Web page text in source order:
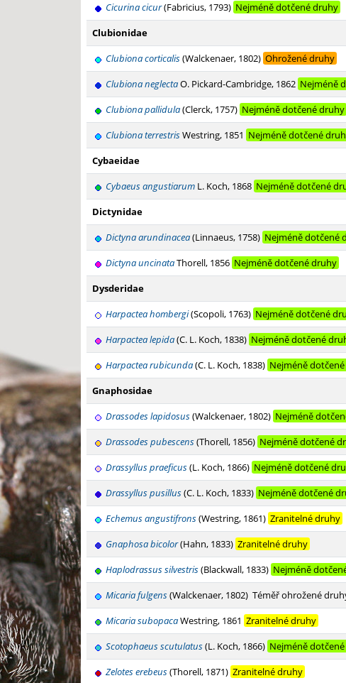
Cicurina cicur(Fabricius, 1793) Nejméně dotčené druhy
Clubionidae
Clubiona corticalis(Walckenaer, 1802) Ohrožené druhy
Clubiona neglectaO. Pickard-Cambridge, 1862 Nejméně
Clubiona pallidula(Clerck, 1757) Nejméně dotčené druhy
Clubiona terrestrisWestring, 1851 Nejméně dotčené
Cybaeidae
Cybaeus angustiarum L. Koch, 1868 Nejméně dotčené
Dictynidae
Dictyna arundinacea(Linnaeus, 1758) Nejméně dotčené
Dictyna uncinataThorell, 1856 Nejméně dotčené druhy
Dysderidae
Harpactea hombergi(Scopoli, 1763) Nejméně dotčené
Harpactea lepida(C. L. Koch, 1838) Nejméně dotčené
Harpactea rubicunda(C. L. Koch, 1838) Nejméně
Gnaphosidae
Drassodes lapidosus(Walckenaer, 1802) Nejméně
Drassodes pubescens(Thorell, 1856) Nejméně dotčené
Drassyllus praeficus(L. Koch, 1866) Nejméně dotčené
Drassyllus pusillus(C. L. Koch, 1833) Nejméně dotčené
Echemus angustifrons(Westring, 1861) Zranitelné druhy
Gnaphosa bicolor(Hahn, 1833) Zranitelné druhy
Haplodrassus silvestris(Blackwall, 1833) Nejméně
Micaria fulgens(Walckenaer, 1802) Téměř ohrožené
Micaria subopacaWestring, 1861 Zranitelné druhy
Scotophaeus scutulatus(L. Koch, 1866) Nejméně
Zelotes erebeus(Thorell, 1871) Zranitelné druhy